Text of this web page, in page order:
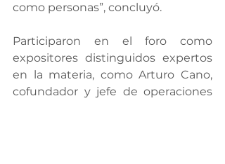
como personas”, concluyó.
Participaron en el foro como
expositores distinguidos expertos
en la materia, como Arturo Cano,
cofundador y jefe de operaciones